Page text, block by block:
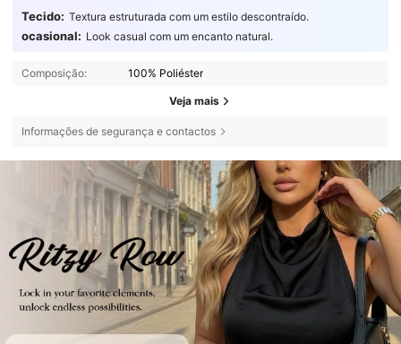
Tecido: Textura estruturada com um estilo descontraído.
ocasional: Look casual com um encanto natural.
Composição: 100% Poliéster
Veja mais
Informações de segurança e contactos